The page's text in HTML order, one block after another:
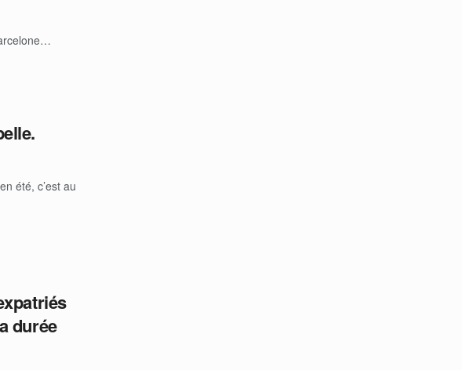
été, c’est au
durée